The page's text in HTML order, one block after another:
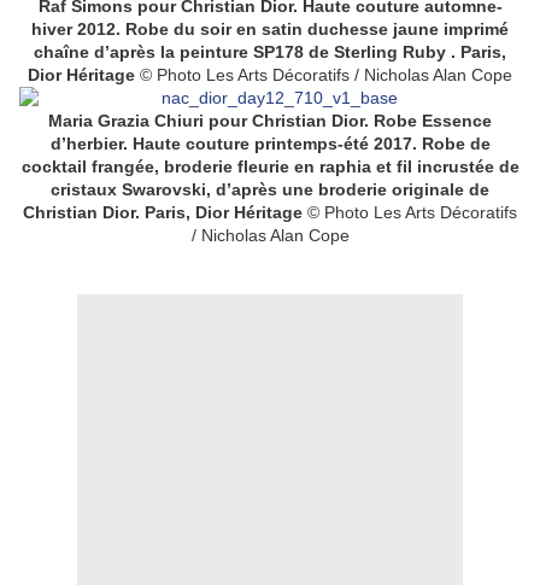
Raf Simons pour Christian Dior. Haute couture automne-
hiver 2012. Robe du soir en satin duchesse jaune imprimé
chaîne d’après la peinture SP178 de Sterling Ruby . Paris,
Dior Héritage © Photo Les Arts Décoratifs / Nicholas Alan Cope
Maria Grazia Chiuri pour Christian Dior. Robe Essence
d’herbier. Haute couture printemps-été 2017. Robe de
cocktail frangée, broderie fleurie en raphia et fil incrustée de
cristaux Swarovski, d’après une broderie originale de
Christian Dior. Paris, Dior Héritage © Photo Les Arts Décoratifs
/ Nicholas Alan Cope